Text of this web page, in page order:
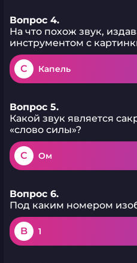
Вопрос 4.
На что похож звук,
инструментом с
C Капель
Вопрос 5.
Какой звук является
«слово силы»?
C Ом
Вопрос 6.
Под каким номером
B 1